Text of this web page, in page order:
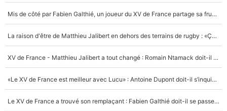
Mis de côté par Fabien Galthié, un joueur du XV de France partage sa frustration : «ils ne me l’ont pas dit tout de suite»
La raison d'être de Matthieu Jalibert en dehors des terrains de rugby : «Ça m'atteint autant que si tu touches à un membre de ma famille»
XV de France - Matthieu Jalibert a tout changé : Romain Ntamack doit-il s’inquiéter pour sa place à un an de la Coupe du monde ?
«Le XV de France est meilleur avec Lucu» : Antoine Dupont doit-il s’inquiéter pour sa place ?
Le XV de France a trouvé son remplaçant : Fabien Galthié doit-il se passer d'Antoine Dupont ?